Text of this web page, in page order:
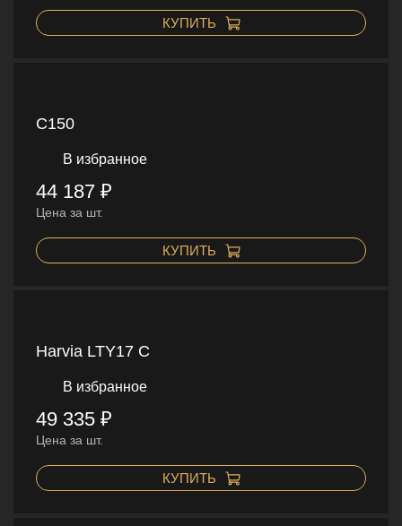
КУПИТЬ
C150
В избранное
44 187 ₽
Цена за шт.
КУПИТЬ
Harvia LTY17 C
В избранное
49 335 ₽
Цена за шт.
КУПИТЬ